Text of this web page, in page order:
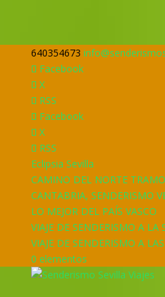
640354673
Facebook
X
RSS
Facebook
X
RSS
Eclipsia Sevilla
CAMINO DEL NORTE
CANTABRIA, SENDERISMO
LO MEJOR DEL PAÍS VASCO
VIAJE DE SENDERISMO A LA
VIAJE DE SENDERISMO A
0 elementos